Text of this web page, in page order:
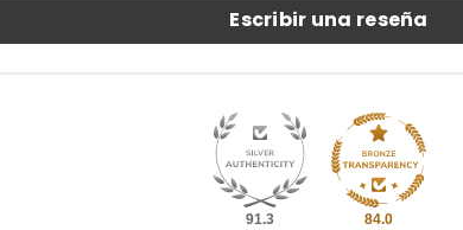
Escribir una reseña
91.3 84.0